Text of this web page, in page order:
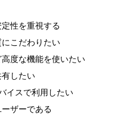
性を重視する
こだわりたい
度な機能を使いたい
したい
イスで利用したい
ザーである